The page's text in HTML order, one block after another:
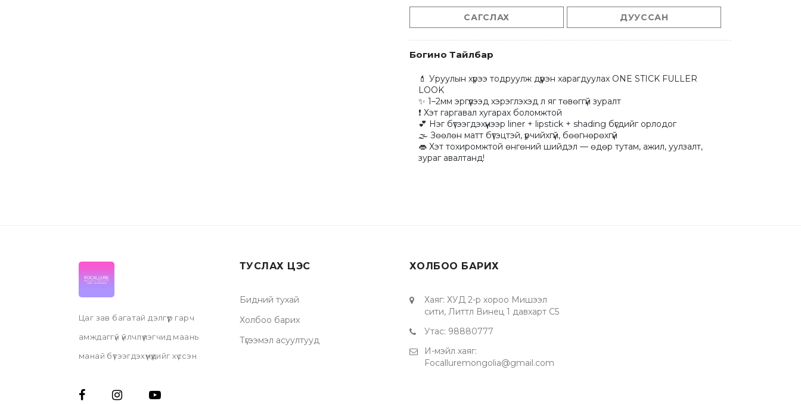
САГСЛАХ ДУУССАН
Богино Тайлбар
💄 Уруулын хүрээ тодруулж дүүрэн харагдуулах ONE STICK FULLER
LOOK
✨ 1–2мм эргүүлээд хэрэглэхэд л яг төвөггүй зуралт
❗ Хэт гаргавал хугарах боломжтой
💕 Нэг бүтээгдэхүүнээр liner + lipstick + shading бүгдийг орлодог
🌫 Зөөлөн матт бүтэцтэй, үрчийхгүй, бөөгнөрөхгүй
👄 Хэт тохиромжтой өнгөний шийдэл — өдөр тутам, ажил, уулзалт,
зураг авалтанд!
Цаг зав багатай дэлгүүр гарч
амждаггүй үйлчлүүлэгчид маань
манай бүтээгдэхүүнүүдийг хүссэн
ТУСЛАХ ЦЭС
Бидний тухай
Холбоо барих
Түгээмэл асуултууд
ХОЛБОО БАРИХ
Хаяг: ХУД 2-р хороо Мишээл
сити, Литтл Винец 1 давхарт C5
Утас: 98880777
И-мэйл хаяг:
Focalluremongolia@gmail.com